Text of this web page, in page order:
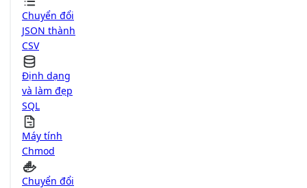
Chuyển đổi
JSON thành
CSV
Định dạng
và làm đẹp
SQL
Máy tính
Chmod
Chuyển đổi